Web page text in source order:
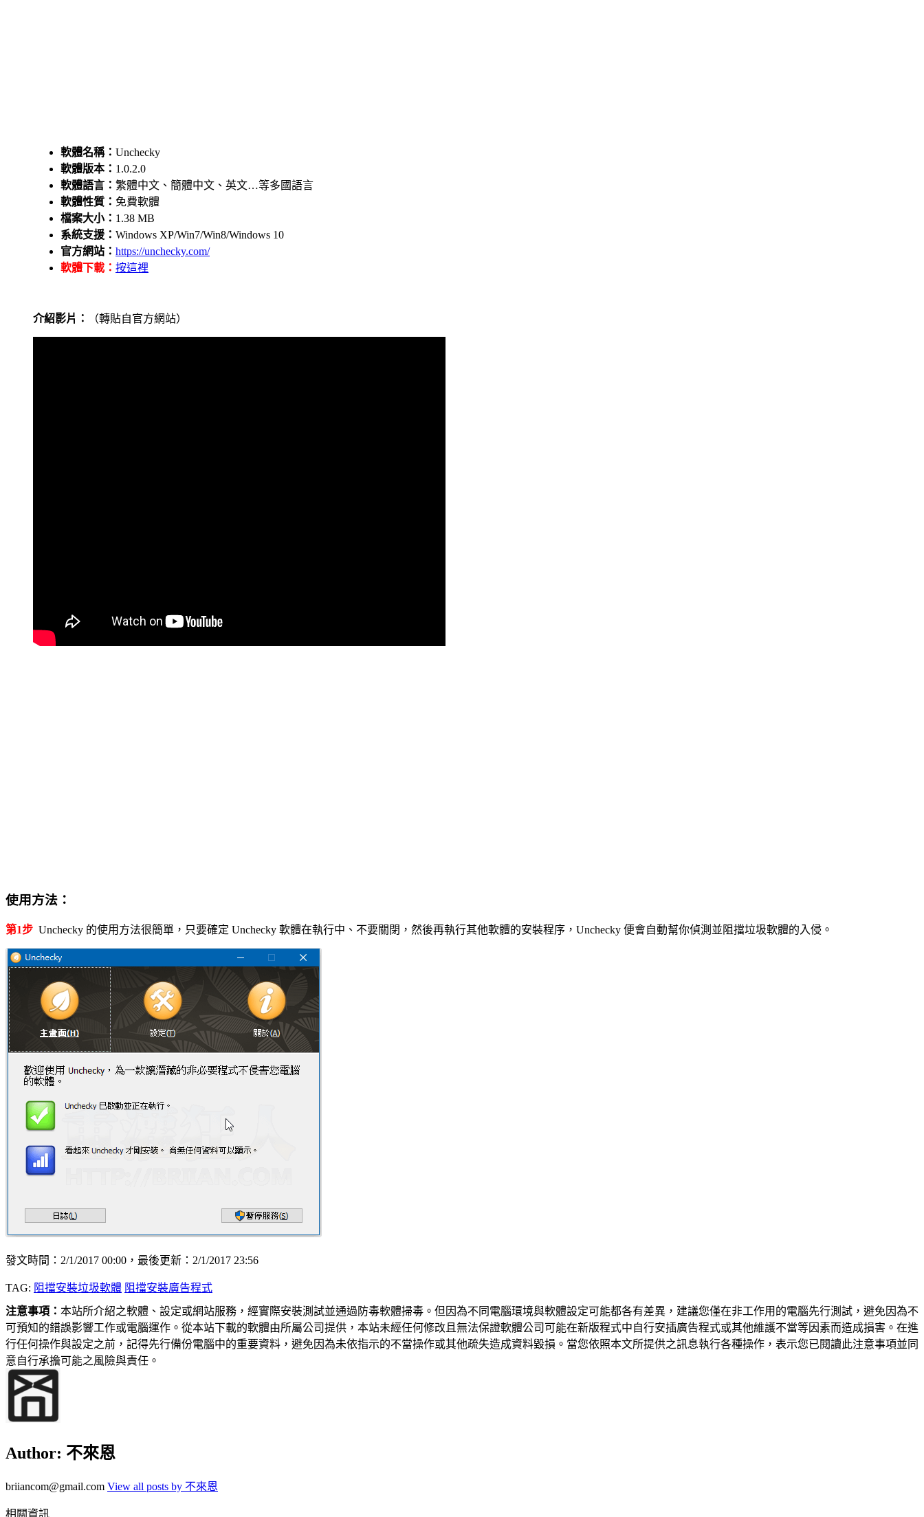
軟體名稱： Unchecky
軟體版本： 1.0.2.0
軟體語言： 繁體中文、簡體中文、英文…等多國語言
軟體性質： 免費軟體
檔案大小： 1.38 MB
系統支援： Windows XP/Win7/Win8/Windows 10
官方網站： https://unchecky.com/
軟體下載： 按這裡
介紹影片： （轉貼自官方網站）
使用方法：
第1步 Unchecky 的使用方法很簡單，只要確定 Unchecky 軟體在執行中、不要關閉，然後再執行其他軟體的安裝程序，Unchecky 便會自動幫你偵測並阻擋垃圾軟體的入侵。
發文時間：2/1/2017 00:00，最後更新：2/1/2017 23:56
TAG: 阻擋安裝垃圾軟體 阻擋安裝廣告程式
注意事項： 本站所介紹之軟體、設定或網站服務，經實際安裝測試並通過防毒軟體掃毒。但因為不同電腦環境與軟體設定可能都各有差異，建議您僅在非工作用的電腦先行測試，避免因為不
可預知的錯誤影響工作或電腦運作。從本站下載的軟體由所屬公司提供，本站未經任何修改且無法保證軟體公司可能在新版程式中自行安插廣告程式或其他維護不當等因素而造成損害。在進
行任何操作與設定之前，記得先行備份電腦中的重要資料，避免因為未依指示的不當操作或其他疏失造成資料毀損。當您依照本文所提供之訊息執行各種操作，表示您已閱讀此注意事項並同
意自行承擔可能之風險與責任。
Author: 不來恩
briiancom@gmail.com View all posts by 不來恩
相關資訊